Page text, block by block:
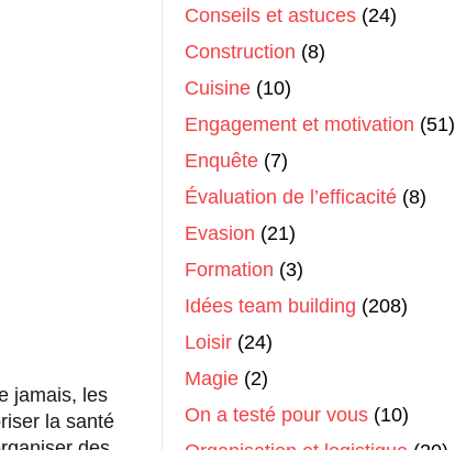
jamais, les
la santé
Conseils et astuces (24)
Construction (8)
Cuisine (10)
Engagement et motivation (51)
Enquête (7)
Évaluation de l’efficacité (8)
Evasion (21)
Formation (3)
Idées team building (208)
Loisir (24)
Magie (2)
On a testé pour vous (10)